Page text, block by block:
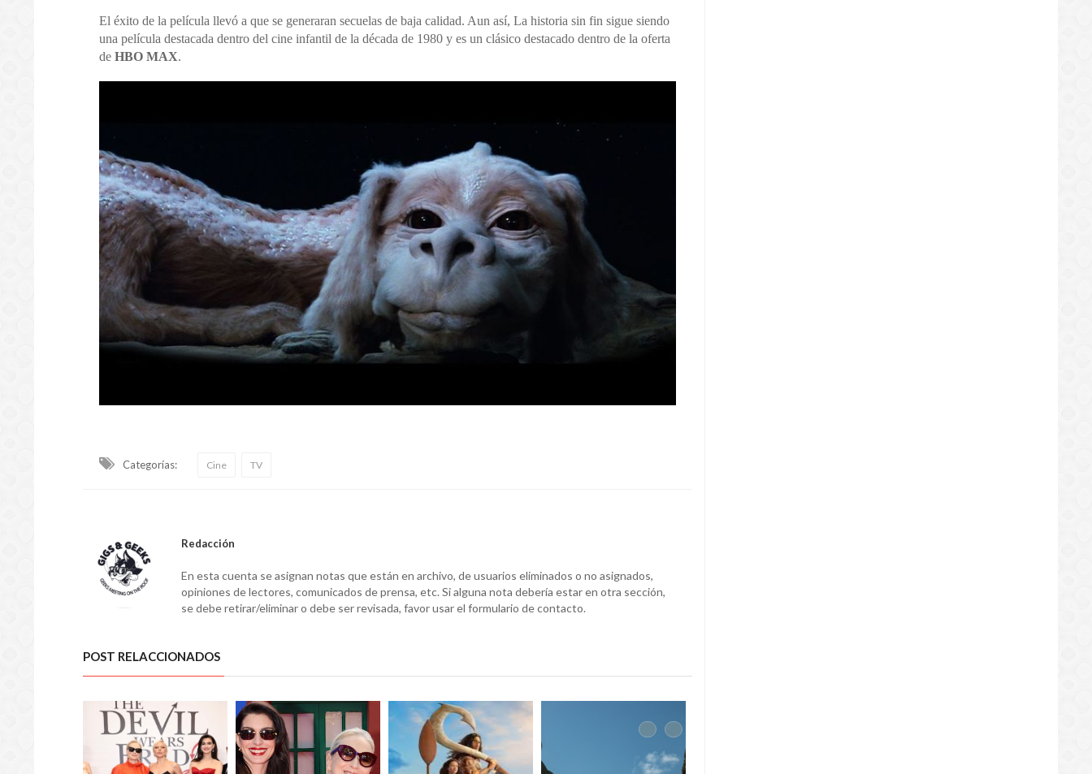
El éxito de la película llevó a que se generaran secuelas de baja calidad. Aun así, La historia sin fin sigue siendo
una película destacada dentro del cine infantil de la década de 1980 y es un clásico destacado dentro de la oferta
de HBO MAX.
Categorías: Cine TV
Redacción
En esta cuenta se asignan notas que están en archivo, de usuarios eliminados o no asignados,
opiniones de lectores, comunicados de prensa, etc. Si alguna nota debería estar en otra sección,
se debe retirar/eliminar o debe ser revisada, favor usar el formulario de contacto.
POST RELACCIONADOS